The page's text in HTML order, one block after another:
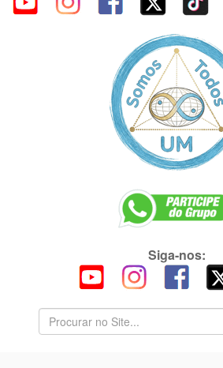
Siga-nos: